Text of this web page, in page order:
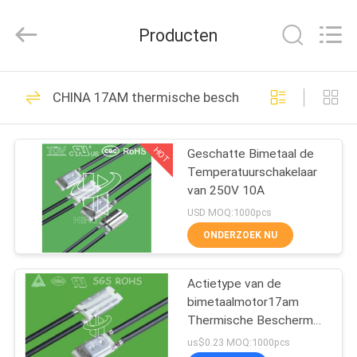
THUIS
PRODUCTEN
SHOW
OVER
ONS
FABRIEKSREIS
Reserved.
KSD
Bimetaalthermostaat
126
KSD301
bimetaalthermostaat
274
Producten
CHINA 17AM thermische beschermer
HOT
Geschatte Bimetaal de
Temperatuurschakelaar
van 250V 10A
USD MOQ:1000pcs
ONDERZOEK NU
Actietype van de
bimetaalmotor17am
Thermische Beschermer
Nauwkeurige Verklaard
us$0.23 MOQ:1000pcs